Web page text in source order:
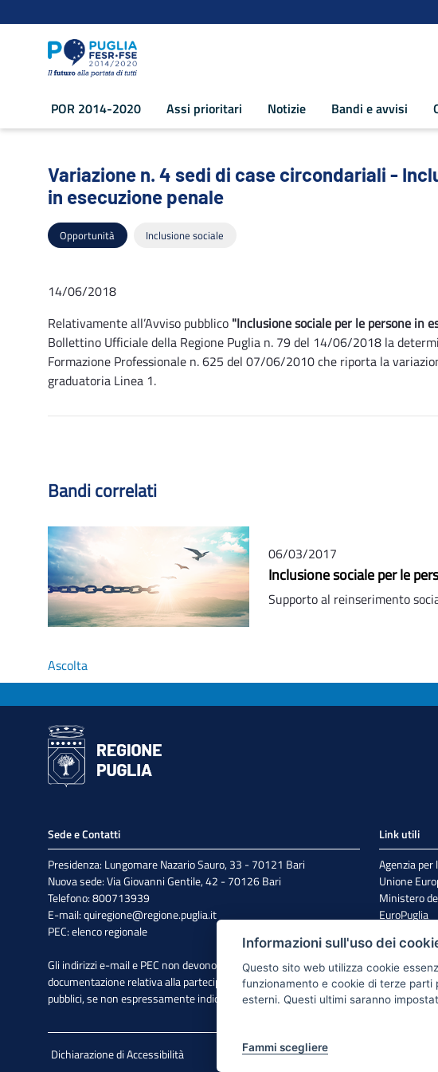
POR 2014-2020 Assi prioritari Notizie Bandi e avvisi
Variazione n. 4 sedi di case circondariali -
Variazione n. 4 sedi di case circondariali -
in esecuzione penale
Opportunità Inclusione sociale
14/06/2018
Relativamente all’Avviso pubblico "Inclusione sociale per le persone in
Bollettino Ufficiale della Regione Puglia n. 79 del 14/06/2018 la
Formazione Professionale n. 625 del 07/06/2010 che riporta la
graduatoria Linea 1.
Bandi correlati
06/03/2017
Inclusione sociale per le
Supporto al reinserimento
Ascolta
Sede e Contatti
Presidenza: Lungomare Nazario Sauro, 33 - 70121 Bari
Nuova sede: Via Giovanni Gentile, 42 - 70126 Bari
Telefono: 800713939
E-mail:quiregione@regione.puglia.it
PEC:elenco regionale
Gli indirizzi e-mail e PEC non devono essere utilizzati per l'invio di
documentazione relativa alla partecipazione a bandi e avvisi
pubblici, se non espressamente indicato.
Link utili
Agenzia
Unione
Ministero
EuroPuglia
Sistema
Dichiarazione di Accessibilità Note Legali
Informazioni sull'uso dei
Questo sito web utilizza cookie
funzionamento e cookie di terze
esterni. Questi ultimi saranno
Fammi scegliere